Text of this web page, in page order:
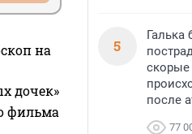
на
дочек»
фильма
5
Галька
скорые
после
77